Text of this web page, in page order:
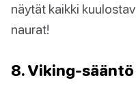
näytät kaikki
naurat!
8. Viking-sääntö